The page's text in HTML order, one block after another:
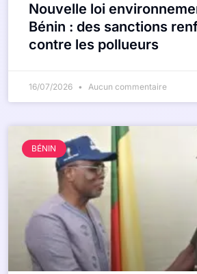
Nouvelle loi
Bénin : des sanctions
contre les pollueurs
16/07/2026 Aucun commentaire
BÉNIN